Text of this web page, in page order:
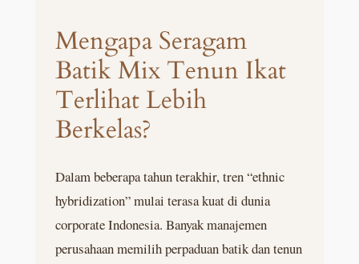
Mengapa Seragam
Batik Mix Tenun Ikat
Terlihat Lebih
Berkelas?
Dalam beberapa tahun terakhir, tren “ethnic
hybridization” mulai terasa kuat di dunia
corporate Indonesia. Banyak manajemen
perusahaan memilih perpaduan batik dan tenun